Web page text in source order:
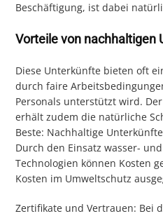
Beschäftigung, ist dabei
Vorteile von nachhaltigen
Diese Unterkünfte bieten oft
durch faire
Personals unterstützt wird.
erhält zudem die natürliche
Beste: Nachhaltige
Durch den Einsatz wasser-
Technologien können Kosten
Kosten im Umweltschutz
Zertifikate und Vertrauen: Bei